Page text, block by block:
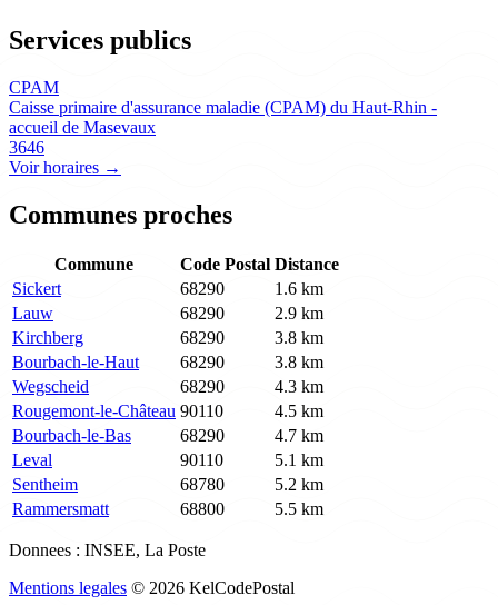
Services publics
CPAM
Caisse primaire d'assurance maladie (CPAM) du Haut-Rhin -
accueil de Masevaux
3646
Voir horaires →
Communes proches
Commune Code Postal Distance
Sickert
68290
1.6 km
Lauw
68290
2.9 km
Kirchberg
68290
3.8 km
Bourbach-le-Haut
68290
3.8 km
Wegscheid
68290
4.3 km
Rougemont-le-Château 90110
4.5 km
Bourbach-le-Bas
68290
4.7 km
Leval
90110
5.1 km
Sentheim
68780
5.2 km
Rammersmatt
68800 5.5 km
Donnees : INSEE, La Poste
Mentions legales © 2026 KelCodePostal